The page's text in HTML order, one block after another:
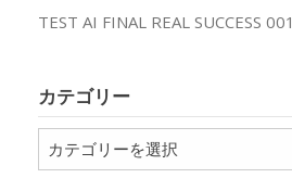
TEST AI FINAL REAL SUCCESS 001
カテゴリー
テ